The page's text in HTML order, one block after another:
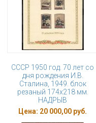
СССР 1950 год. 70 лет со
дня рождения И.В.
Сталина, 1949. блок
резаный 174х218 мм.
НАДРЫВ
Цена: 20 000,00 руб.